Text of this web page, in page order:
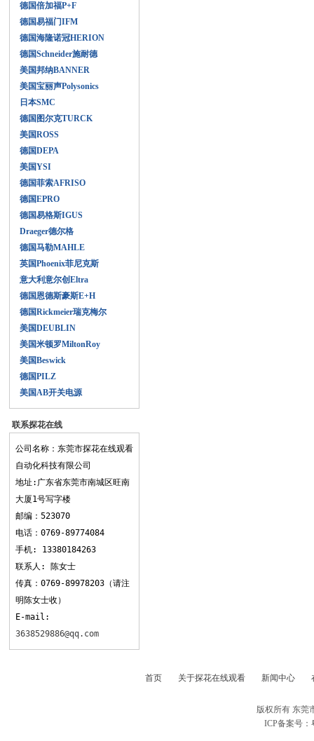
德国倍加福P+F
德国易福门IFM
德国海隆诺冠HERION
德国Schneider施耐德
美国邦纳BANNER
美国宝丽声Polysonics
日本SMC
德国图尔克TURCK
美国ROSS
德国DEPA
美国YSI
德国菲索AFRISO
德国EPRO
德国易格斯IGUS
Draeger德尔格
德国马勒MAHLE
英国Phoenix菲尼克斯
意大利意尔创Eltra
德国恩德斯豪斯E+H
德国Rickmeier瑞克梅尔
美国DEUBLIN
美国米顿罗MiltonRoy
美国Beswick
德国PILZ
美国AB开关电源
联系探花在线
观看
公司名称：东莞市探花在线观看
自动化科技有限公司
地址:广东省东莞市南城区旺南
大厦1号写字楼
邮编：523070
电话：0769-89774084
手机: 13380184263
联系人: 陈女士
传真：0769-89978203（请注
明陈女士收）
E-mail:
3638529886@qq.com
首页 关于探花在线观看 新闻中心
版权所有 东莞
ICP备案号：